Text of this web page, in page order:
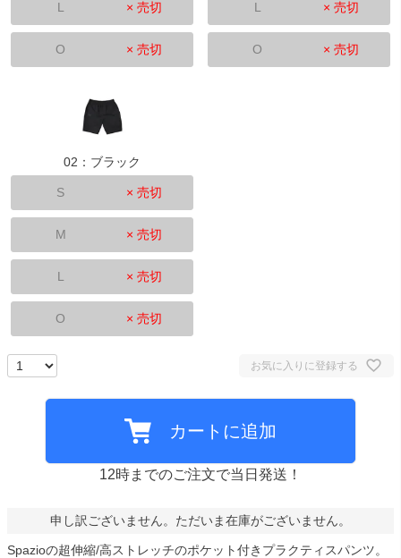
L × 売切
O × 売切
L × 売切
O × 売切
02：ブラック
S × 売切
M × 売切
L × 売切
O × 売切
お気に入りに登録する
カートに追加
12時までのご注文で当日発送！
申し訳ございません。ただいま在庫がございません。
Spazioの超伸縮/高ストレッチのポケット付きプラクティスパンツ。